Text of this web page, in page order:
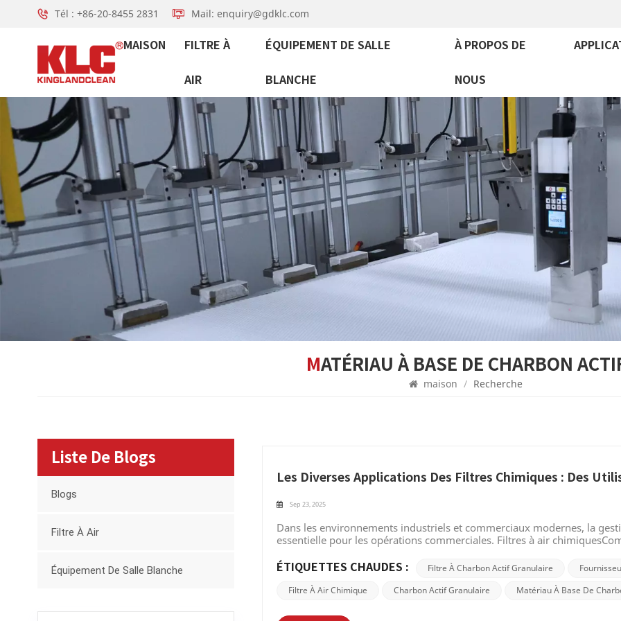
Tél : +86-20-8455 2831 Mail: enquiry@gdklc.com
MAISON FILTRE À
AIR
ÉQUIPEMENT DE SALLE
BLANCHE
À PROPOS DE
NOUS
MATÉRIAU À BASE DE CHARBON
maison / Recherche
Les Diverses Applications Des Filtres Chimiques : Des
Sep 23, 2025
Dans les environnements industriels et commerciaux modernes, la
essentielle pour les opérations commerciales. Filtres à air
gaz corrosifs et les gaz nocifs ou toxiques de l'air, protégeant ainsi la
production. Le développement de la technologie de filtration chimique
matériaux utilisés dans la filtration chimique, est utilisé depuis 3750
affections intestinales, à l'absorption des odeurs et à l'écriture sur
ÉTIQUETTES CHAUDES : Filtre À Charbon Actif Granulaire
Filtre À Air Chimique
Charbon Actif Granulaire Matériau À Base De
Liste De Blogs
Blogs
Filtre À Air
Équipement De Salle Blanche